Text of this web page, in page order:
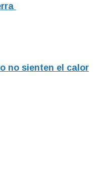
no sienten el calor